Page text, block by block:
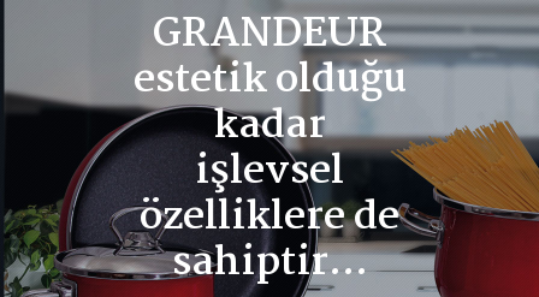
GRANDEUR
estetik olduğu
kadar
işlevsel
özelliklere de
sahiptir...